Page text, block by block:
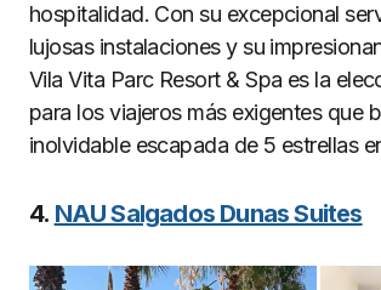
hospitalidad. Con su excepcional
lujosas instalaciones y su
Vila Vita Parc Resort & Spa es la
para los viajeros más exigentes que
inolvidable escapada de 5 estrellas
4. NAU Salgados Dunas Suites